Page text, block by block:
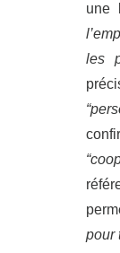
une
les
pour